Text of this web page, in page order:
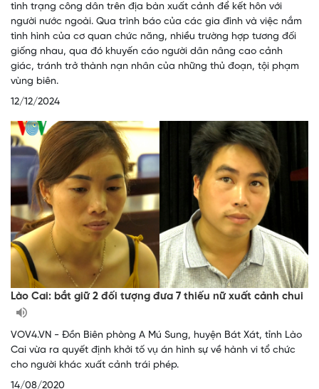
tình trạng công dân trên địa bàn xuất cảnh để kết hôn với
người nước ngoài. Qua trình báo của các gia đình và việc nắm
tình hình của cơ quan chức năng, nhiều trường hợp tương đối
giống nhau, qua đó khuyến cáo người dân nâng cao cảnh
giác, tránh trở thành nạn nhân của những thủ đoạn, tội phạm
vùng biên.
12/12/2024
Lào Cai: bắt giữ 2 đối tượng đưa 7 thiếu nữ xuất cảnh chui
VOV4.VN - Đồn Biên phòng A Mú Sung, huyện Bát Xát, tỉnh Lào
Cai vừa ra quyết định khởi tố vụ án hình sự về hành vi tổ chức
cho người khác xuất cảnh trái phép.
14/08/2020